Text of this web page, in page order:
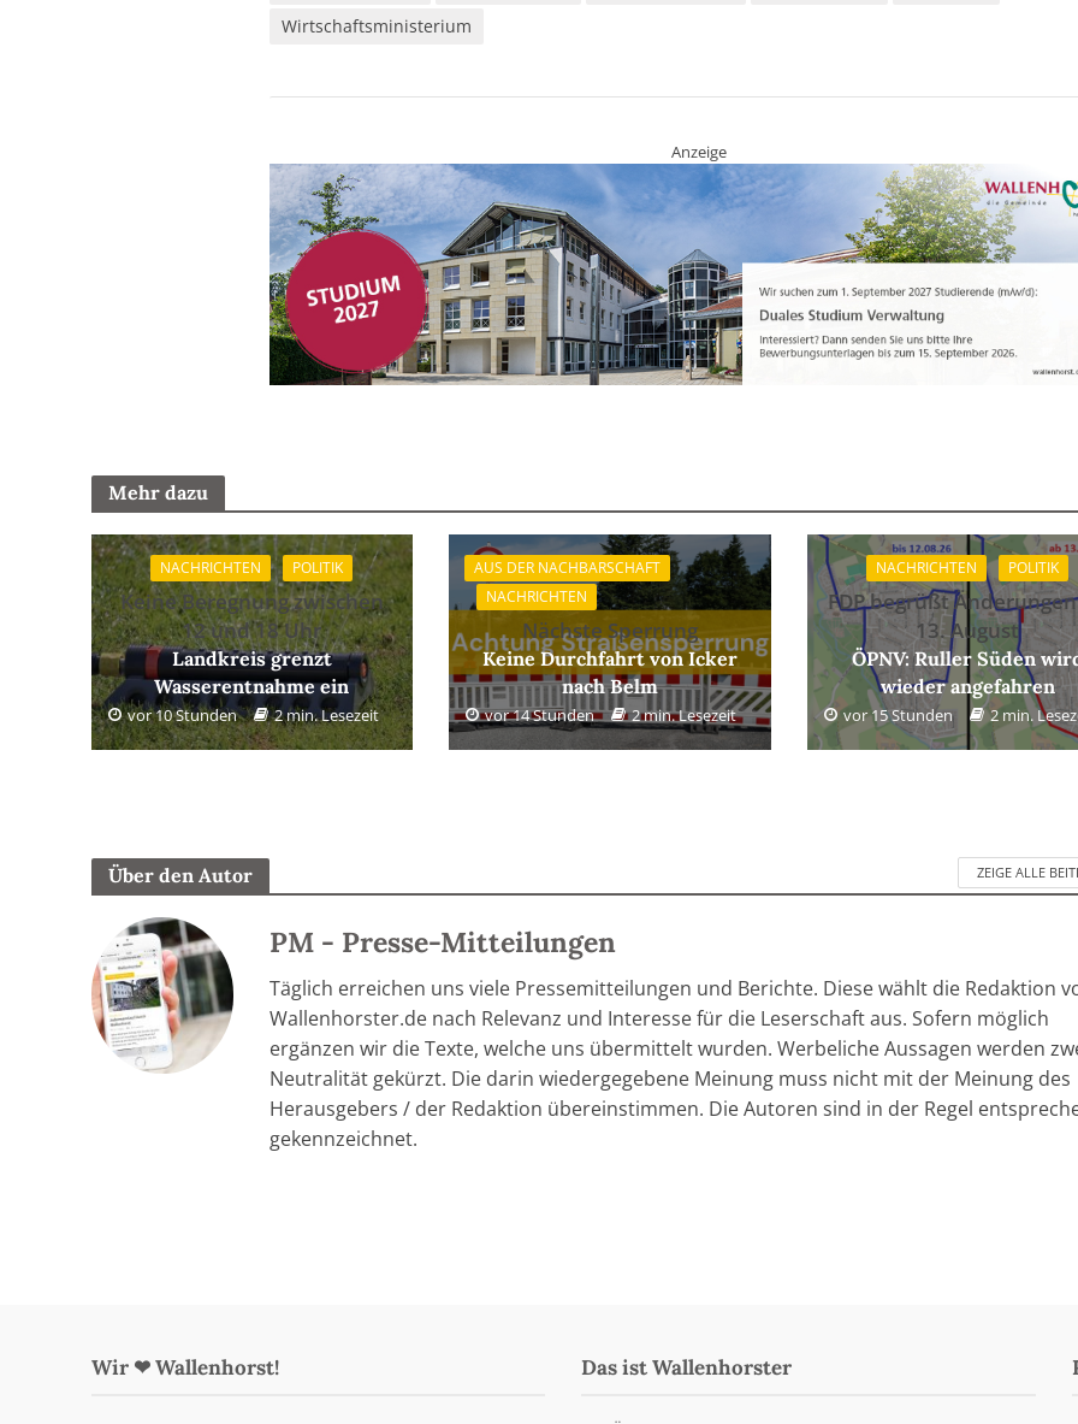
Wirtschaftsministerium
Anzeige
Mehr dazu
NACHRICHTEN POLITIK
Keine Beregnung zwischen
12 und 18 Uhr
Landkreis grenzt
Wasserentnahme ein
vor 10 Stunden 2 min. Lesezeit
AUS DER NACHBARSCHAFT
NACHRICHTEN
Nächste Sperrung
Keine Durchfahrt von Icker
nach Belm
vor 14 Stunden 2 min. Lesezeit
NACHRICHTEN POLITIK
FDP begrüßt
13. August
ÖPNV: Ruller Süden
wieder angefahren
vor 15 Stunden 2 min.
Über den Autor ZEIGE ALLE
PM - Presse-Mitteilungen
Täglich erreichen uns viele Pressemitteilungen und Berichte. Diese wählt die Redaktion
Wallenhorster.de nach Relevanz und Interesse für die Leserschaft aus. Sofern möglich
ergänzen wir die Texte, welche uns übermittelt wurden. Werbeliche Aussagen werden
Neutralität gekürzt. Die darin wiedergegebene Meinung muss nicht mit der Meinung des
Herausgebers / der Redaktion übereinstimmen. Die Autoren sind in der Regel
gekennzeichnet.
Wir ❤ Wallenhorst! Das ist Wallenhorster